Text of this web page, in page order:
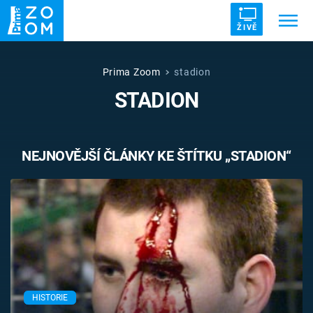
ŽIVĚ
UFO DRUHÁ SVĚTOVÁ VÁLKA
VETŘELCI DÁVNOVĚKU
Témata
Témata
Pořady
TV Program
Prima Zoom stadion
STADION
NEJNOVĚJŠÍ ČLÁNKY KE ŠTÍTKU „STADION“
HISTORIE